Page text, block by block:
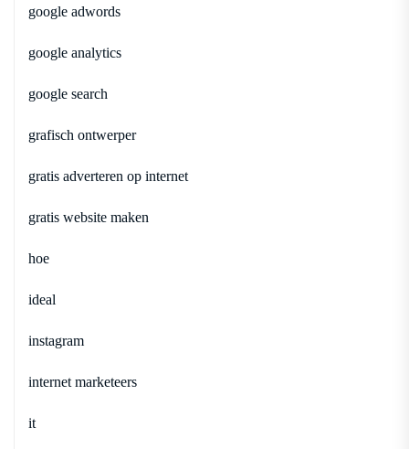
google adwords
google analytics
google search
grafisch ontwerper
gratis adverteren op internet
gratis website maken
hoe
ideal
instagram
internet marketeers
it